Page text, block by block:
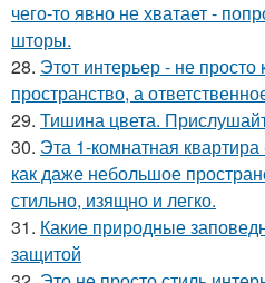
чего-то явно не хватает -
шторы.
28. Этот интерьер - не
пространство, а
29. Тишина цвета.
30. Эта 1-комнатная
как даже небольшое
стильно, изящно и легко.
31. Какие природные
защитой